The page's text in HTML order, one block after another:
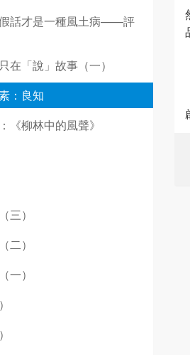
話才是一種風土病——評
在「說」故事（一）
：良知
《柳林中的風聲》
三）
二）
一）